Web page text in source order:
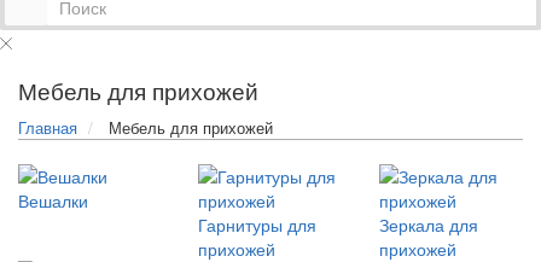
Мебель для прихожей
Главная Мебель для прихожей
Вешалки
Гарнитуры для
прихожей
Зеркала для
прихожей